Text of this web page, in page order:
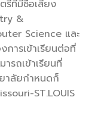
ที่มีชื่อเสียง
&
Science และ
ารเข้าเรียนต่อที่
รถเข้าเรียนที่
าลัยกำหนดก็
ST.LOUIS